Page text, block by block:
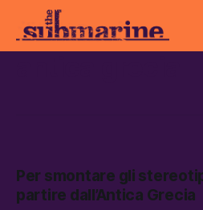
Per smontare gli
partire dall’Antica Grecia